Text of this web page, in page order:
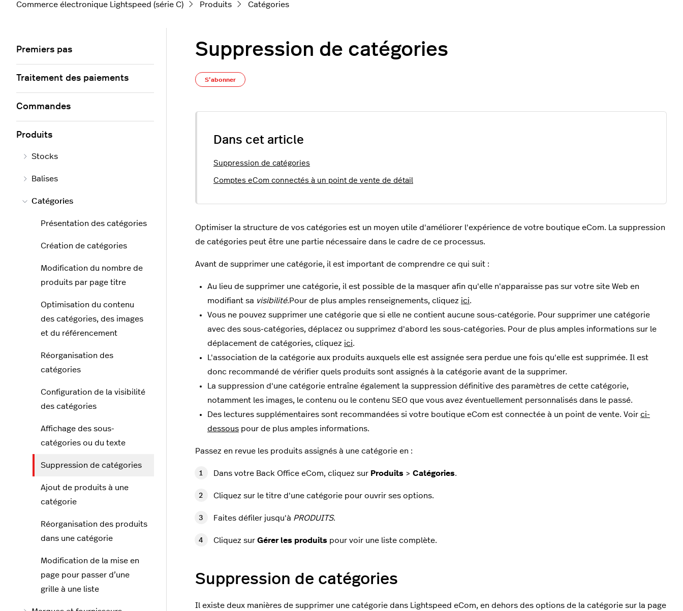
Commerce électronique Lightspeed (série C) Produits Catégories
Suppression de catégories
S’abonner
Dans cet article
Suppression de catégories
Comptes eCom connectés à un point de vente de détail
Optimiser la structure de vos catégories est un moyen utile d'améliorer l'expérience de votre boutique eCom. La suppression
de catégories peut être une partie nécessaire dans le cadre de ce processus.
Avant de supprimer une catégorie, il est important de comprendre ce qui suit :
Au lieu de supprimer une catégorie, il est possible de la masquer afin qu'elle n'apparaisse pas sur votre site Web en
modifiant sa visibilité.Pour de plus amples renseignements, cliquez ici.
Vous ne pouvez supprimer une catégorie que si elle ne contient aucune sous-catégorie. Pour supprimer une catégorie
avec des sous-catégories, déplacez ou supprimez d'abord les sous-catégories. Pour de plus amples informations sur le
déplacement de catégories, cliquez ici.
L'association de la catégorie aux produits auxquels elle est assignée sera perdue une fois qu'elle est supprimée. Il est
donc recommandé de vérifier quels produits sont assignés à la catégorie avant de la supprimer.
La suppression d'une catégorie entraîne également la suppression définitive des paramètres de cette catégorie,
notamment les images, le contenu ou le contenu SEO que vous avez éventuellement personnalisés dans le passé.
Des lectures supplémentaires sont recommandées si votre boutique eCom est connectée à un point de vente. Voir ci-
dessous pour de plus amples informations.
Passez en revue les produits assignés à une catégorie en :
Dans votre Back Office eCom, cliquez sur Produits > Catégories.
Cliquez sur le titre d'une catégorie pour ouvrir ses options.
Faites défiler jusqu'à PRODUITS.
Cliquez sur Gérer les produits pour voir une liste complète.
Suppression de catégories
Il existe deux manières de supprimer une catégorie dans Lightspeed eCom, en dehors des options de la catégorie sur la page
Premiers pas
Traitement des paiements
Commandes
Produits
Stocks
Balises
Catégories
Présentation des catégories
Création de catégories
Modification du nombre de
produits par page titre
Optimisation du contenu
des catégories, des images
et du référencement
Réorganisation des
catégories
Configuration de la visibilité
des catégories
Affichage des sous-
catégories ou du texte
Suppression de catégories
Ajout de produits à une
catégorie
Réorganisation des produits
dans une catégorie
Modification de la mise en
page pour passer d’une
grille à une liste